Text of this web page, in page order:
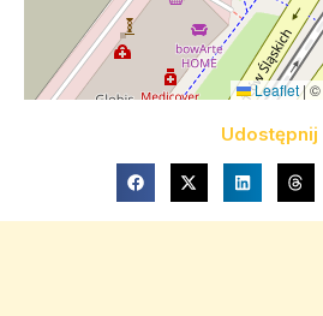
Leaflet|©
Udostępnij